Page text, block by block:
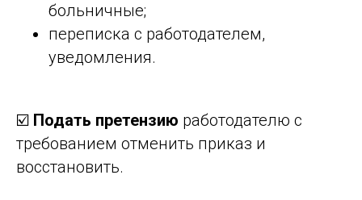
больничные;
переписка с работодателем,
уведомления.
☑️ Подать претензию работодателю с
требованием отменить приказ и
восстановить.